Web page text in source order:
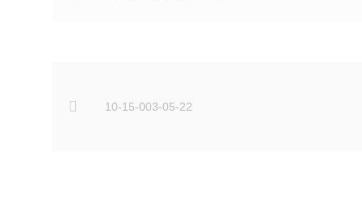
10-15-003-05-22